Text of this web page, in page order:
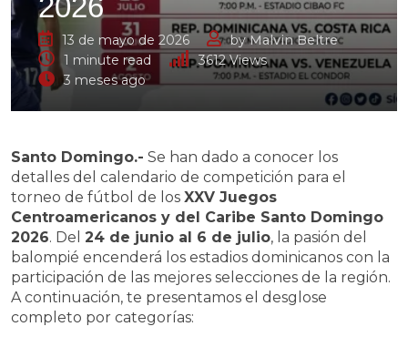
2026
13 de mayo de 2026 byMalvin Beltre
1 minute read
3612Views
3 meses ago
Santo Domingo.- Se han dado a conocer los
detalles del calendario de competición para el
torneo de fútbol de los XXV Juegos
Centroamericanos y del Caribe Santo Domingo
2026. Del 24 de junio al 6 de julio, la pasión del
balompié encenderá los estadios dominicanos con la
participación de las mejores selecciones de la región.
A continuación, te presentamos el desglose
completo por categorías: